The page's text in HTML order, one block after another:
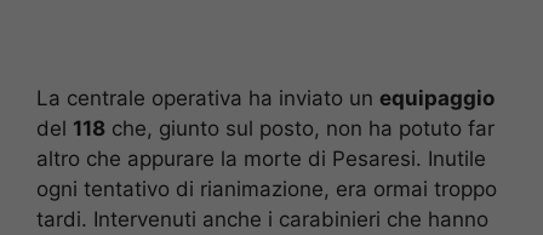
La centrale operativa ha inviato un equipaggio
del 118 che, giunto sul posto, non ha potuto far
altro che appurare la morte di Pesaresi. Inutile
ogni tentativo di rianimazione, era ormai troppo
tardi. Intervenuti anche i carabinieri che hanno